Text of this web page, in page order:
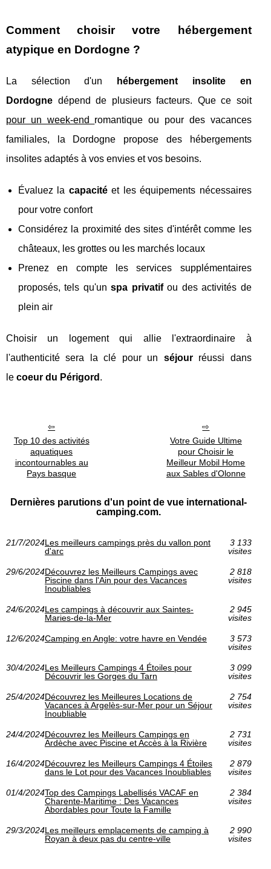
Comment choisir votre hébergement
atypique en Dordogne ?
La sélection d'un
hébergement insolite en
Dordogne dépend de plusieurs facteurs. Que ce soit
pour un week-end romantique ou pour des vacances
familiales, la Dordogne propose des hébergements
insolites adaptés à vos envies et vos besoins.
Évaluez la capacitéet les équipements nécessaires
pour votre confort
Considérez la proximité des sites d'intérêt comme les
châteaux, les grottes ou les marchés locaux
Prenez en compte les services supplémentaires
proposés, tels qu'unspa privatifou des activités de
plein air
Choisir un logement qui allie l'extraordinaire à
l'authenticité sera la clé pour un séjourréussi dans
le coeur du Périgord .
Top 10 des activités
aquatiques
incontournables au
Pays basque
Votre Guide Ultime
pour Choisir le
Meilleur Mobil Home
aux Sables d'Olonne
Dernières parutions d'un point de vue international-
camping.com.
21/7/2024Les meilleurs campings près du vallon pont
d'arc
3 133
visites
29/6/2024Découvrez les Meilleurs Campings avec
Piscine dans l'Ain pour des Vacances
Inoubliables
2 818
visites
24/6/2024Les campings à découvrir aux Saintes-
Maries-de-la-Mer
2 945
visites
12/6/2024Camping en Angle: votre havre en Vendée
3 573
visites
30/4/2024Les Meilleurs Campings 4 Étoiles pour
Découvrir les Gorges du Tarn
3 099
visites
25/4/2024Découvrez les Meilleures Locations de
Vacances à Argelès-sur-Mer pour un Séjour
Inoubliable
2 754
visites
24/4/2024Découvrez les Meilleurs Campings en
Ardèche avec Piscine et Accès à la Rivière
2 731
visites
16/4/2024Découvrez les Meilleurs Campings 4 Étoiles
dans le Lot pour des Vacances Inoubliables
2 879
visites
01/4/2024Top des Campings Labellisés VACAF en
Charente-Maritime : Des Vacances
Abordables pour Toute la Famille
2 384
visites
29/3/2024Les meilleurs emplacements de camping à
Royan à deux pas du centre-ville
2 990
visites